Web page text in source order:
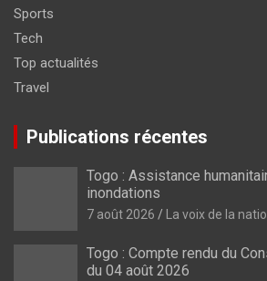
Sports
Tech
Top actualités
Travel
Publications récentes
Togo : Assistance
inondations
7 août 2026 La voix de la
Togo : Compte rendu du
du 04 août 2026